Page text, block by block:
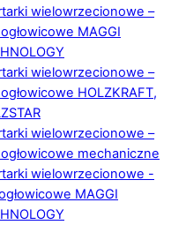
wielowrzecionowe –
MAGGI
wielowrzecionowe –
HOLZKRAFT,
wielowrzecionowe –
mechaniczne
wielowrzecionowe -
MAGGI